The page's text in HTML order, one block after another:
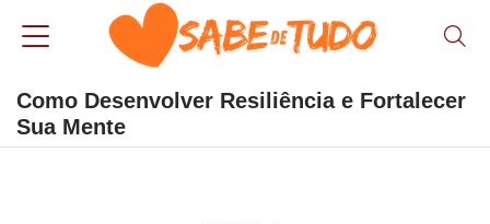
Como Desenvolver Resiliência e Fortalecer
Sua Mente